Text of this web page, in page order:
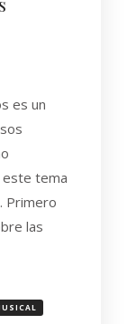
es un
este tema
Primero
las